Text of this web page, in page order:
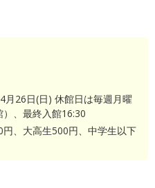
月26日(日) 休館日は毎週月曜
、最終入館16:30
、大高生500円、中学生以下